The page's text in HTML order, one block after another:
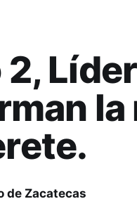
la
de Zacatecas